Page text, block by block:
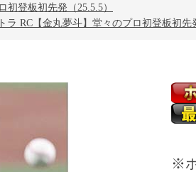
登板初先発（25.5.5）
RC【金丸夢斗】堂々のプロ初登板初先
※